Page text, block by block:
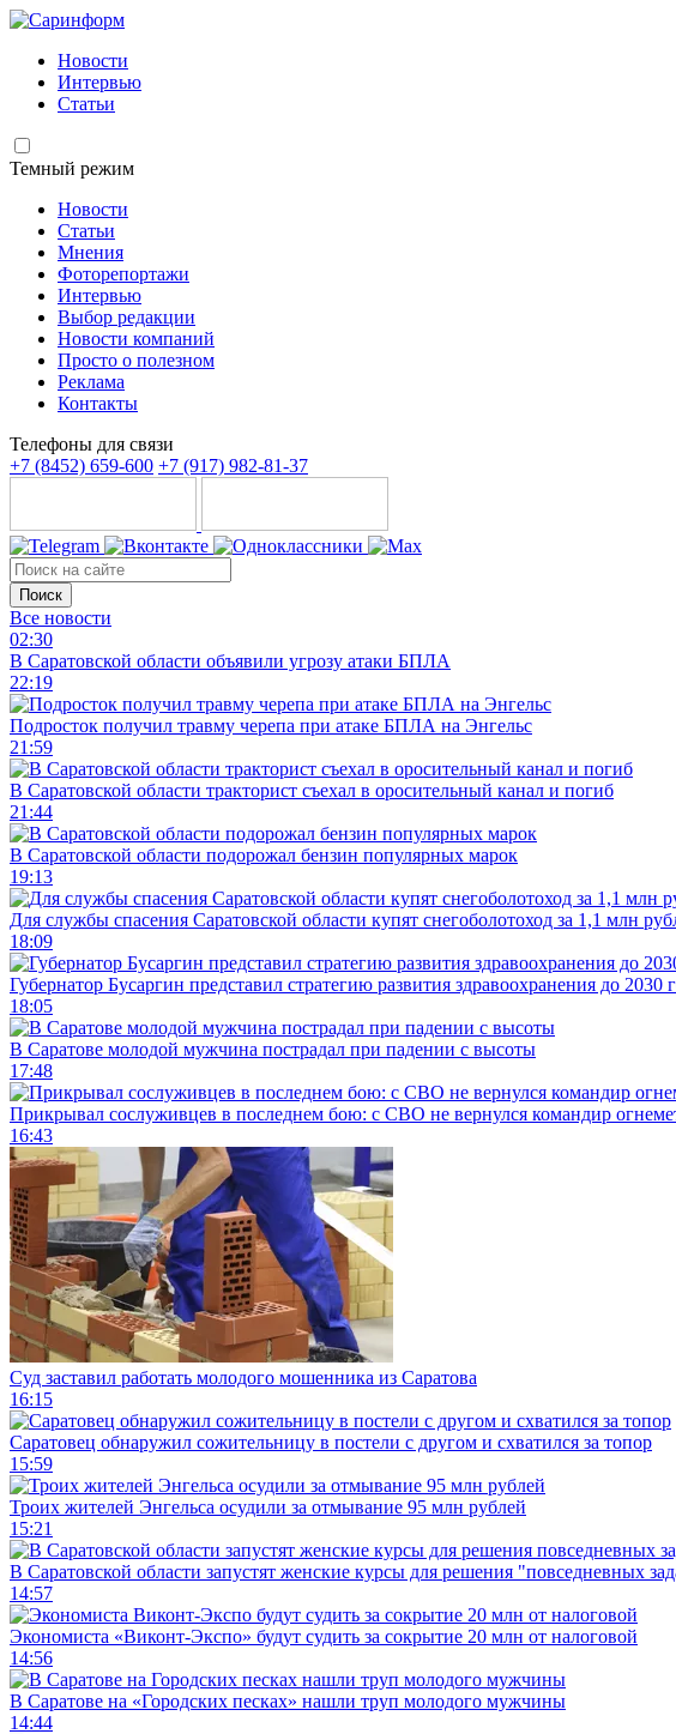
Новости
Интервью
Статьи
Темный режим
Новости
Статьи
Мнения
Фоторепортажи
Интервью
Выбор редакции
Новости компаний
Просто о полезном
Реклама
Контакты
Телефоны для связи
+7 (8452) 659-600 +7 (917) 982-81-37
Поиск
Все новости
02:30
В Саратовской области объявили угрозу атаки БПЛА
22:19
Подросток получил травму черепа при атаке БПЛА на Энгельс
21:59
В Саратовской области тракторист съехал в оросительный канал и погиб
21:44
В Саратовской области подорожал бензин популярных марок
19:13
Для службы спасения Саратовской области купят снегоболотоход за 1,1 млн
18:09
Губернатор Бусаргин представил стратегию развития здравоохранения до 2030
18:05
В Саратове молодой мужчина пострадал при падении с высоты
17:48
Прикрывал сослуживцев в последнем бою: с СВО не вернулся командир
16:43
Суд заставил работать молодого мошенника из Саратова
16:15
Саратовец обнаружил сожительницу в постели с другом и схватился за топор
15:59
Троих жителей Энгельса осудили за отмывание 95 млн рублей
15:21
В Саратовской области запустят женские курсы для решения "повседневных
14:57
Экономиста «Виконт-Экспо» будут судить за сокрытие 20 млн от налоговой
14:56
В Саратове на «Городских песках» нашли труп молодого мужчины
14:44